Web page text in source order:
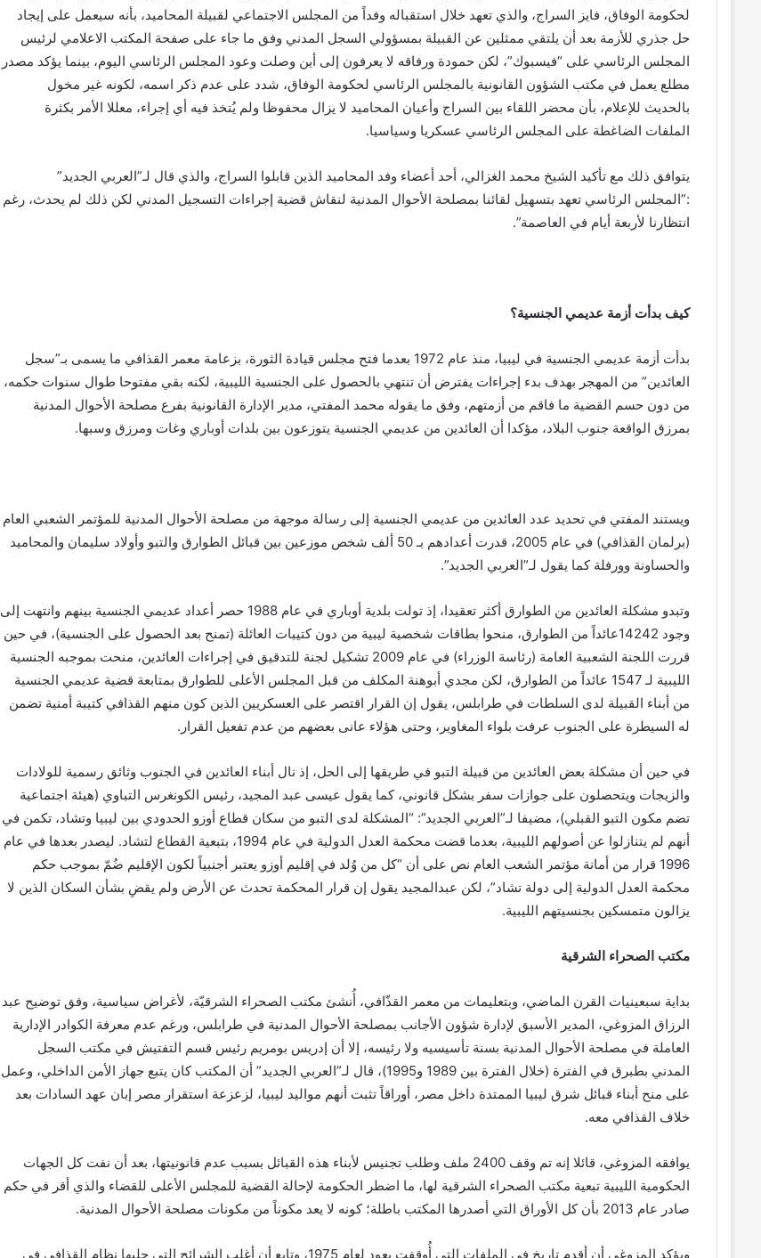
لحكومة الوفاق، فايز السراج، والذي تعهد خلال استقباله وفداً من المجلس الاجتماعي لقبيلة المحاميد، بأنه سيعمل على إيجاد
حل جذري للأزمة بعد أن يلتقي ممثلين عن القبيلة بمسؤولي السجل المدني وفق ما جاء على صفحة المكتب الاعلامي لرئيس
المجلس الرئاسي على “فيسبوك”، لكن حمودة ورفاقه لا يعرفون إلى أين وصلت وعود المجلس الرئاسي اليوم، بينما يؤكد مصدر
مطلع يعمل في مكتب الشؤون القانونية بالمجلس الرئاسي لحكومة الوفاق، شدد على عدم ذكر اسمه، لكونه غير مخول
بالحديث للإعلام، بأن محضر اللقاء بين السراج وأعيان المحاميد لا يزال محفوظا ولم يُتخذ فيه أي إجراء، معللا الأمر بكثرة
الملفات الضاغطة على المجلس الرئاسي عسكريا وسياسيا.
يتوافق ذلك مع تأكيد الشيخ محمد الغزالي، أحد أعضاء وفد المحاميد الذين قابلوا السراج، والذي قال لـ”العربي الجديد”
:”المجلس الرئاسي تعهد بتسهيل لقائنا بمصلحة الأحوال المدنية لنقاش قضية إجراءات التسجيل المدني لكن ذلك لم يحدث، رغم
انتظارنا لأربعة أيام في العاصمة”.
كيف بدأت أزمة عديمي الجنسية؟
بدأت أزمة عديمي الجنسية في ليبيا، منذ عام 1972 بعدما فتح مجلس قيادة الثورة، بزعامة معمر القذافي ما يسمى بـ”سجل
العائدين” من المهجر بهدف بدء إجراءات يفترض أن تنتهي بالحصول على الجنسية الليبية، لكنه بقي مفتوحا طوال سنوات حكمه،
من دون حسم القضية ما فاقم من أزمتهم، وفق ما يقوله محمد المفتي، مدير الإدارة القانونية بفرع مصلحة الأحوال المدنية
بمرزق الواقعة جنوب البلاد، مؤكدا أن العائدين من عديمي الجنسية يتوزعون بين بلدات أوباري وغات ومرزق وسبها.
ويستند المفتي في تحديد عدد العائدين من عديمي الجنسية إلى رسالة موجهة من مصلحة الأحوال المدنية للمؤتمر الشعبي العام
(برلمان القذافي) في عام 2005، قدرت أعدادهم بـ 50 ألف شخص موزعين بين قبائل الطوارق والتبو وأولاد سليمان والمحاميد
والحساونة وورفلة كما يقول لـ”العربي الجديد”.
وتبدو مشكلة العائدين من الطوارق أكثر تعقيدا، إذ تولت بلدية أوباري في عام 1988 حصر أعداد عديمي الجنسية بينهم وانتهت إلى
وجود 14242عائداً من الطوارق، منحوا بطاقات شخصية ليبية من دون كتيبات العائلة (تمنح بعد الحصول على الجنسية)، في حين
قررت اللجنة الشعبية العامة (رئاسة الوزراء) في عام 2009 تشكيل لجنة للتدقيق في إجراءات العائدين، منحت بموجبه الجنسية
الليبية لـ 1547 عائداً من الطوارق، لكن مجدي أبوهنة المكلف من قبل المجلس الأعلى للطوارق بمتابعة قضية عديمي الجنسية
من أبناء القبيلة لدى السلطات في طرابلس، يقول إن القرار اقتصر على العسكريين الذين كون منهم القذافي كتيبة أمنية تضمن
له السيطرة على الجنوب عرفت بلواء المغاوير، وحتى هؤلاء عانى بعضهم من عدم تفعيل القرار.
في حين أن مشكلة بعض العائدين من قبيلة التبو في طريقها إلى الحل، إذ نال أبناء العائدين في الجنوب وثائق رسمية للولادات
والزيجات ويتحصلون على جوازات سفر بشكل قانوني، كما يقول عيسى عبد المجيد، رئيس الكونغرس التباوي (هيئة اجتماعية
تضم مكون التبو القبلي)، مضيفا لـ”العربي الجديد”: “المشكلة لدى التبو من سكان قطاع أوزو الحدودي بين ليبيا وتشاد، تكمن في
أنهم لم يتنازلوا عن أصولهم الليبية، بعدما قضت محكمة العدل الدولية في عام 1994، بتبعية القطاع لتشاد. ليصدر بعدها في عام
1996 قرار من أمانة مؤتمر الشعب العام نص على أن “كل من وُلد في إقليم أوزو يعتبر أجنبياً لكون الإقليم ضُمّ بموجب حكم
محكمة العدل الدولية إلى دولة تشاد”، لكن عبدالمجيد يقول إن قرار المحكمة تحدث عن الأرض ولم يقضِ بشأن السكان الذين لا
يزالون متمسكين بجنسيتهم الليبية.
مكتب الصحراء الشرقية
بداية سبعينيات القرن الماضي، وبتعليمات من معمر القذّافي، أُنشئ مكتب الصحراء الشرقيّة، لأغراض سياسية، وفق توضيح عبد
الرزاق المزوغي، المدير الأسبق لإدارة شؤون الأجانب بمصلحة الأحوال المدنية في طرابلس، ورغم عدم معرفة الكوادر الإدارية
العاملة في مصلحة الأحوال المدنية بسنة تأسيسيه ولا رئيسه، إلا أن إدريس بومريم رئيس قسم التفتيش في مكتب السجل
المدني بطبرق في الفترة (خلال الفترة بين 1989 و1995)، قال لـ”العربي الجديد” أن المكتب كان يتبع جهاز الأمن الداخلي، وعمل
على منح أبناء قبائل شرق ليبيا الممتدة داخل مصر، أوراقاً تثبت أنهم مواليد ليبيا، لزعزعة استقرار مصر إبان عهد السادات بعد
خلاف القذافي معه.
يوافقه المزوغي، قائلا إنه تم وقف 2400 ملف وطلب تجنيس لأبناء هذه القبائل بسبب عدم قانونيتها، بعد أن نفت كل الجهات
الحكومية الليبية تبعية مكتب الصحراء الشرقية لها، ما اضطر الحكومة لإحالة القضية للمجلس الأعلى للقضاء والذي أقر في حكم
صادر عام 2013 بأن كل الأوراق التي أصدرها المكتب باطلة؛ كونه لا يعد مكوناً من مكونات مصلحة الأحوال المدنية.
ويؤكد المزوغي أن أقدم تاريخ في الملفات التي أُوقفت يعود لعام 1975، وتابع أن أغلب الشرائح التي جلبها نظام القذافي في